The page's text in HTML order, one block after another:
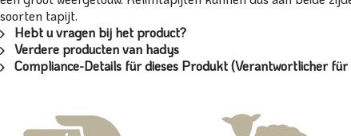
soorten tapijt.
Hebt u vragen bij het product?
Verdere producten van hadys
Compliance-Details für dieses Produkt (Verantwortlicher für